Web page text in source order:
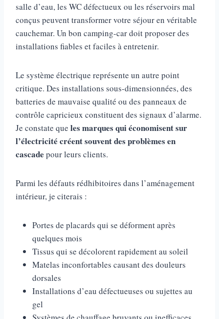
salle d’eau, les WC défectueux ou les réservoirs mal
conçus peuvent transformer votre séjour en véritable
cauchemar. Un bon camping-car doit proposer des
installations fiables et faciles à entretenir.
Le système électrique représente un autre point
critique. Des installations sous-dimensionnées, des
batteries de mauvaise qualité ou des panneaux de
contrôle capricieux constituent des signaux d’alarme.
Je constate que les marques qui économisent sur
l’électricité créent souvent des problèmes en
cascade pour leurs clients.
Parmi les défauts rédhibitoires dans l’aménagement
intérieur, je citerais :
Portes de placards qui se déforment après
quelques mois
Tissus qui se décolorent rapidement au soleil
Matelas inconfortables causant des douleurs
dorsales
Installations d’eau défectueuses ou sujettes au
gel